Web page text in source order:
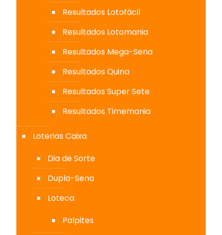
Resultados Lotofácil
Resultados Lotomania
Resultados Mega-Sena
Resultados Quina
Resultados Super Sete
Resultados Timemania
Loterias Caixa
Dia de Sorte
Dupla-Sena
Loteca
Palpites